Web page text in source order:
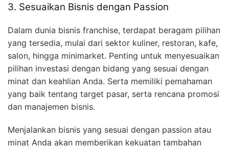
3. Sesuaikan Bisnis dengan Passion
Dalam dunia bisnis franchise, terdapat beragam pilihan
yang tersedia, mulai dari sektor kuliner, restoran, kafe,
salon, hingga minimarket. Penting untuk menyesuaikan
pilihan investasi dengan bidang yang sesuai dengan
minat dan keahlian Anda. Serta memiliki pemahaman
yang baik tentang target pasar, serta rencana promosi
dan manajemen bisnis.
Menjalankan bisnis yang sesuai dengan passion atau
minat Anda akan memberikan kekuatan tambahan